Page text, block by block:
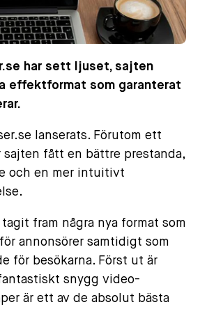
har sett ljuset, sajten
effektformat som garanterat
lanserats. Förutom ett
sajten fått en bättre prestanda,
och en mer intuitivt
fram några nya format som
annonsörer samtidigt som
för besökarna. Först ut är
snygg video-
är ett av de absolut bästa